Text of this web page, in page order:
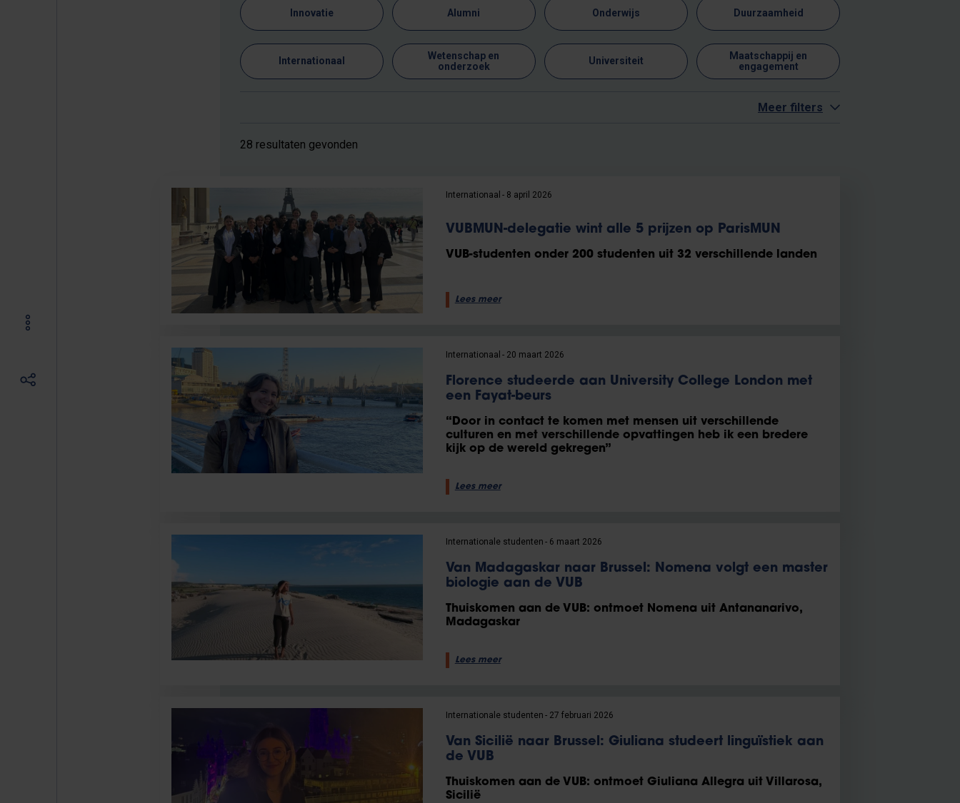
Innovatie Alumni Onderwijs Duurzaamheid
Internationaal
Wetenschap en
onderzoek
Universiteit
Maatschappij en
engagement
Meer filters
28 resultaten gevonden
Internationaal 8 april 2026
VUBMUN-delegatie wint alle 5 prijzen op ParisMUN
VUB-studenten onder 200 studenten uit 32 verschillende landen
Lees meer
Internationaal 20 maart 2026
Florence studeerde aan University College London met
een Fayat-beurs
“Door in contact te komen met mensen uit verschillende
culturen en met verschillende opvattingen heb ik een bredere
kijk op de wereld gekregen”
Lees meer
Internationale studenten 6 maart 2026
Van Madagaskar naar Brussel: Nomena volgt een master
biologie aan de VUB
Thuiskomen aan de VUB: ontmoet Nomena uit Antananarivo,
Madagaskar
Lees meer
Internationale studenten 27 februari 2026
Van Sicilië naar Brussel: Giuliana studeert linguïstiek aan
de VUB
Thuiskomen aan de VUB: ontmoet Giuliana Allegra uit Villarosa,
Sicilië